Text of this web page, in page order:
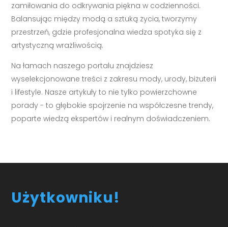
zamiłowania do odkrywania piękna w codzienności.
Balansując między modą a sztuką życia, tworzymy
przestrzeń, gdzie profesjonalna wiedza spotyka się z
artystyczną wrażliwością.
Na łamach naszego portalu znajdziesz
wyselekcjonowane treści z zakresu mody, urody, biżuterii
i lifestyle. Nasze artykuły to nie tylko powierzchowne
porady - to głębokie spojrzenie na współczesne trendy,
poparte wiedzą ekspertów i realnym doświadczeniem.
Użytkowniku!